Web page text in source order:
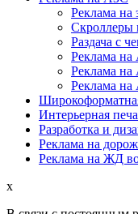
Реклама на
Скроллеры
Раздача с
Реклама
Реклама
Реклама
Интерьерная
Разработка и
Реклама на
Реклама на ЖД
x